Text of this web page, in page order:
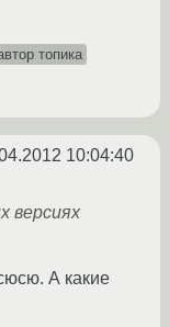
топика
10:04:40
версиях
А какие